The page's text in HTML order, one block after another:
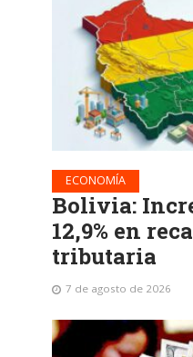
ECONOMÍA
Bolivia:
12,9% en
tributaria
7 de agosto de 2026